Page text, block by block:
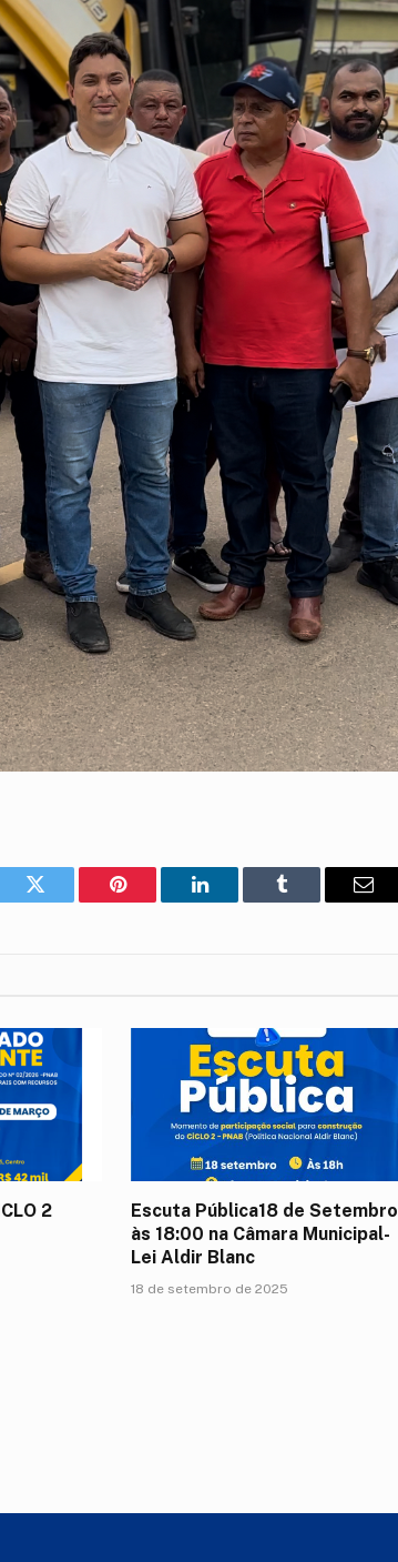
Twitter Pinterest LinkedIn Tumblr
E-
2
Escuta Pública18 de Setembro
às 18:00 na Câmara Municipal-
Lei Aldir Blanc
18 de setembro de 2025